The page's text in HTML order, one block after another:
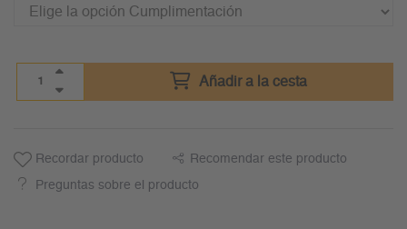
Añadir a la cesta
Recordar producto Recomendar este producto
Preguntas sobre el producto